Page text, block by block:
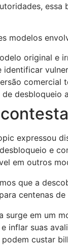
essa
modelos
original e
identificar
comercial
desbloqueio
expressou
e
em outros
que a
centenas
surge em um
inflar suas
custar